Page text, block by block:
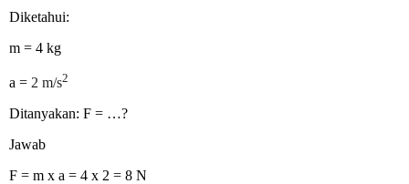
Diketahui:
m = 4 kg
a = 2 m/s2
Ditanyakan: F = …?
Jawab
F = m x a = 4 x 2 = 8 N